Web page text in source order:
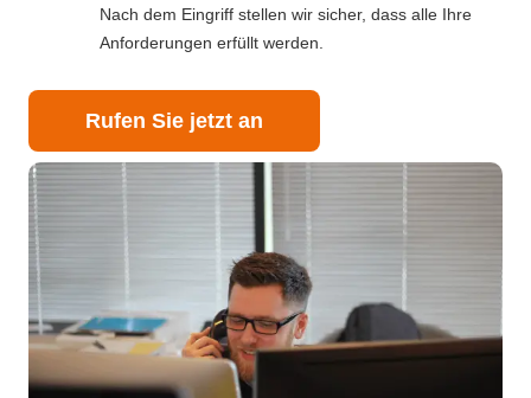
Nach dem Eingriff stellen wir sicher, dass alle Ihre
Anforderungen erfüllt werden.
Rufen Sie jetzt an